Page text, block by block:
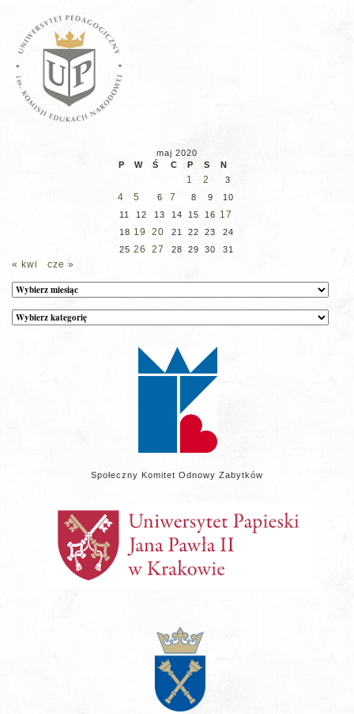
maj 2020
P
W Ś C P S N
1 2 3
4 5 6 7 8 9
10
11
12 13 14 15 16 17
18 19 20 21 22 23
24
25 26 27 28 29 30 31
« kwi cze »
Archiwum
Kategorie
wpisów
Społeczny Komitet Odnowy Zabytków